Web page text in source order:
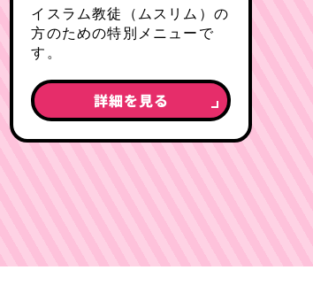
イスラム教徒（ムスリム）の
方のための特別メニューで
す。
詳細を見る